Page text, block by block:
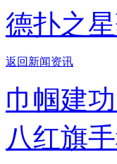
德扑之
返回新闻资讯
巾帼建
八红旗